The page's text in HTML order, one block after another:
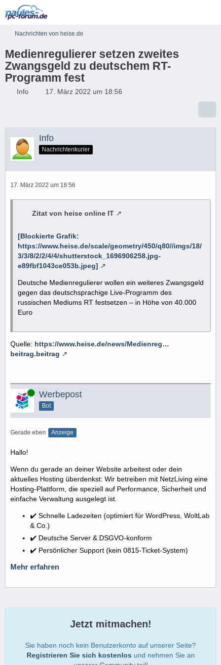
Nachrichten von heise.de
Medienregulierer setzen zweites
Zwangsgeld zu deutschem RT-
Programm fest
Info 17. März 2022 um 18:56
Info
Nachrichtenkurier
17. März 2022 um 18:56
Zitat von heise online IT
[Blockierte Grafik:
https://www.heise.de/scale/geometry/450/q80//imgs/18/
3/3/8/2/2/4/4/shutterstock_1696906258.jpg-
e89fbf1043ce053b.jpeg]
Deutsche Medienregulierer wollen ein weiteres Zwangsgeld
gegen das deutschsprachige Live-Programm des
russischen Mediums RT festsetzen – in Höhe von 40.000
Euro
Quelle: https://www.heise.de/news/Medienreg…
beitrag.beitrag
Online Werbepost
Bot
Gerade eben Anzeige
Hallo!
Wenn du gerade an deiner Website arbeitest oder dein
aktuelles Hosting überdenkst: Wir betreiben mit NetzLiving eine
Hosting-Plattform, die speziell auf Performance, Sicherheit und
einfache Verwaltung ausgelegt ist.
✔️ Schnelle Ladezeiten (optimiert für WordPress, WoltLab
& Co.)
✔️ Deutsche Server & DSGVO-konform
✔️ Persönlicher Support (kein 0815-Ticket-System)
Mehr erfahren
Jetzt mitmachen!
Sie haben noch kein Benutzerkonto auf unserer Seite?
Registrieren Sie sich kostenlos und nehmen Sie an